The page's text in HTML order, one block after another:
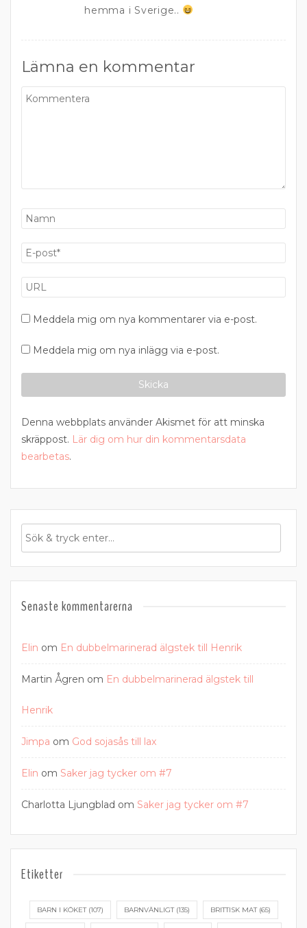
hemma i Sverige..
Lämna en kommentar
Meddela mig om nya kommentarer via e-post.
Meddela mig om nya inlägg via e-post.
Denna webbplats använder Akismet för att minska
skräppost. Lär dig om hur din kommentarsdata
bearbetas.
Senaste kommentarerna
Elin om En dubbelmarinerad älgstek till Henrik
Martin Ågren om En dubbelmarinerad älgstek till
Henrik
Jimpa om God sojasås till lax
Elin om Saker jag tycker om #7
Charlotta Ljungblad om Saker jag tycker om #7
Etiketter
BARN I KÖKET(107) BARNVÄNLIGT(135) BRITTISK MAT(65)